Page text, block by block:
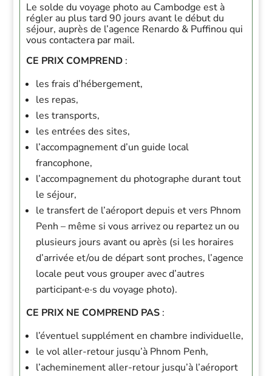
Le solde du voyage photo au Cambodge est à
régler au plus tard 90 jours avant le début du
séjour, auprès de l’agence Renardo & Puffinou qui
vous contactera par mail.
CE PRIX COMPREND :
les frais d’hébergement,
les repas,
les transports,
les entrées des sites,
l’accompagnement d’un guide local
francophone,
l’accompagnement du photographe durant tout
le séjour,
le transfert de l’aéroport depuis et vers Phnom
Penh – même si vous arrivez ou repartez un ou
plusieurs jours avant ou après (si les horaires
d’arrivée et/ou de départ sont proches, l’agence
locale peut vous grouper avec d’autres
participant·e·s du voyage photo).
CE PRIX NE COMPREND PAS :
l’éventuel supplément en chambre individuelle,
le vol aller-retour jusqu’à Phnom Penh,
l’acheminement aller-retour jusqu’à l’aéroport